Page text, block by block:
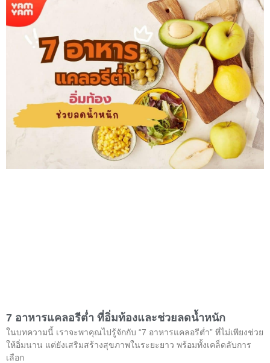
7 อาหารแคลอรีต่ำ ที่อิ่มท้องและช่วยลดน้ำหนัก
ในบทความนี้ เราจะพาคุณไปรู้จักกับ “7 อาหารแคลอรีต่ำ” ที่ไม่เพียงช่วย
ให้อิ่มนาน แต่ยังเสริมสร้างสุขภาพในระยะยาว พร้อมทั้งเคล็ดลับการ
เลือก